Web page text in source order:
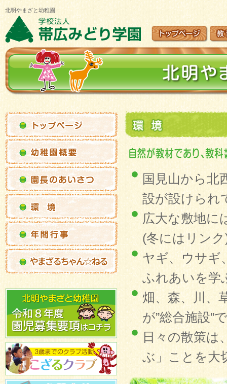
北明やまざと幼稚園
国見山から北
設が設けられ
広大な敷地に
(冬にはリン
ヤギ、ウサギ
ふれあいを学
畑、森、川、
が”総合施設”
日々の散策は
ぶ」ことを大